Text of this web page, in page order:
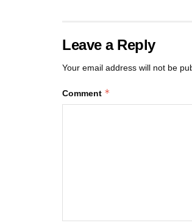
Leave a Reply
Your email address will not be
Comment *